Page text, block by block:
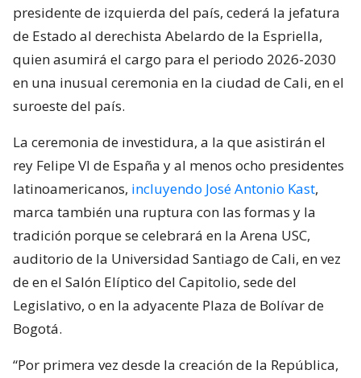
presidente de izquierda del país, cederá la jefatura
de Estado al derechista Abelardo de la Espriella,
quien asumirá el cargo para el periodo 2026-2030
en una inusual ceremonia en la ciudad de Cali, en el
suroeste del país.
La ceremonia de investidura, a la que asistirán el
rey Felipe VI de España y al menos ocho presidentes
latinoamericanos, incluyendo José Antonio Kast,
marca también una ruptura con las formas y la
tradición porque se celebrará en la Arena USC,
auditorio de la Universidad Santiago de Cali, en vez
de en el Salón Elíptico del Capitolio, sede del
Legislativo, o en la adyacente Plaza de Bolívar de
Bogotá.
“Por primera vez desde la creación de la República,